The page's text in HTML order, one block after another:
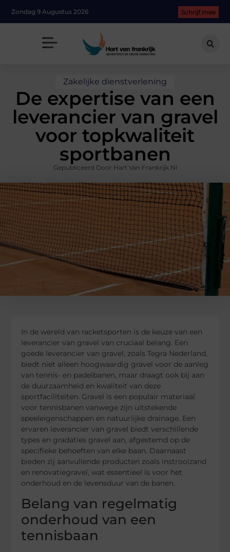
Zondag 9 Augustus 2026 Schrijf mee
Zakelijke dienstverlening
De expertise van een
leverancier van gravel
voor topkwaliteit
sportbanen
Gepubliceerd Door Hart Van Frankrijk.nl
In de wereld van racketsporten is de keuze van een
leverancier van gravel van cruciaal belang. Een
goede leverancier van gravel, zoals Tegra Nederland,
biedt niet alleen hoogwaardig gravel voor de aanleg
van tennis- en padelbanen, maar draagt ook bij aan
de duurzaamheid en kwaliteit van deze
sportfaciliteiten. Gravel is een populair materiaal
voor tennisbanen vanwege zijn uitstekende
speeleigenschappen en natuurlijke drainage. Een
ervaren leverancier van gravel biedt verschillende
types en gradaties gravel aan, afgestemd op de
specifieke behoeften van elke baan. Daarnaast
bieden zij aanvullende producten zoals instrooizand
en renovatiegravel, wat essentieel is voor het
onderhoud en de levensduur van de banen.
Belang van regelmatig
onderhoud van een
tennisbaan